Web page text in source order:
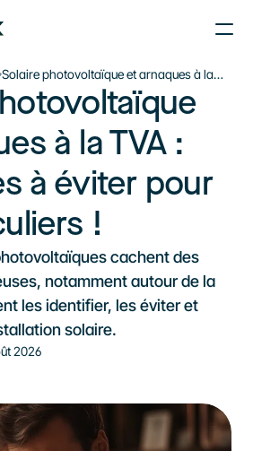
‍01 89 71 71 48
mon projet
Solaire photovoltaïque et arnaques à la
TVA : les pièges à éviter pour les
particuliers !
à la TVA :
à éviter pour
!
cachent des
notamment autour de la
les identifier, les éviter et
solaire.
2026
solaire
boîte mail
m’inscrire à la newsletter
à la newsletter